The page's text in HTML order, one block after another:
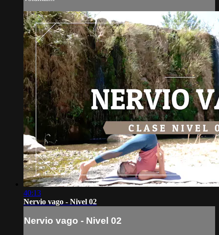
40:13
Nervio vago - Nivel 02
Nervio vago - Nivel 02